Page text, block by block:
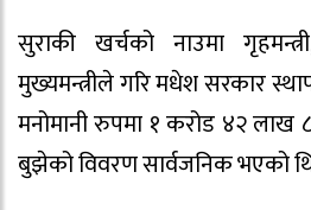
सुराकी खर्चको नाउमा
मुख्यमन्त्रीले गरि मधेश सरकार
मनोमानी रुपमा १ करोड ४२
बुझेको विवरण सार्वजनिक भएको